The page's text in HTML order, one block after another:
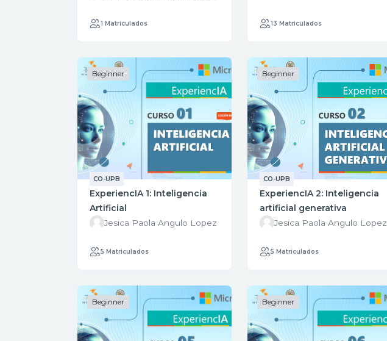
1 Matriculados 13 Matriculados
Beginner
CO-UPB
ExperiencIA 1: Inteligencia
Artificial
Jesica Paola Angulo Lopez
5 Matriculados
Beginner
CO-UPB
ExperiencIA 2: Inteligencia
artificial generativa
Jesica Paola Angulo Lopez
5 Matriculados
Beginner Beginner